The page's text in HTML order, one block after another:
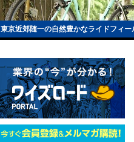
東京近郊随一の自然豊かなライドフィー